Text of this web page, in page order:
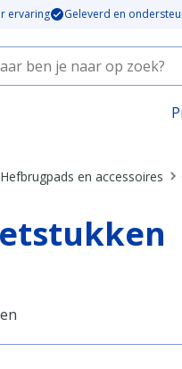
ervaring Geleverd en
Hefbrugpads en accessoires